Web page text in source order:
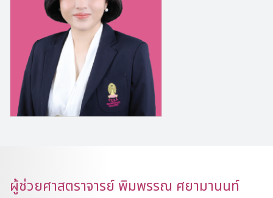
ผู้ช่วยศาสตราจารย์ พิมพรรณ ศยามานนท์